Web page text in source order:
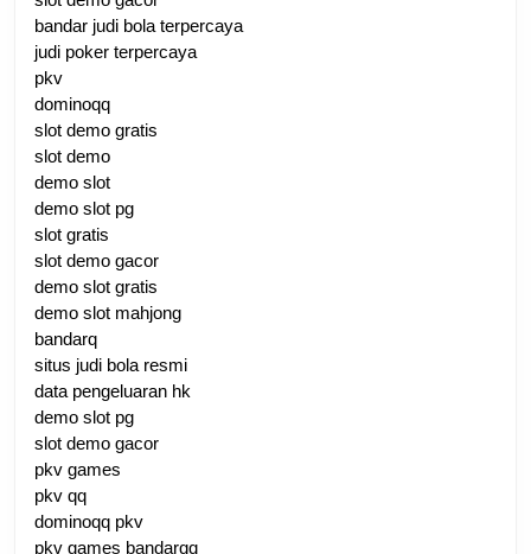
bandar judi bola terpercaya
judi poker terpercaya
pkv
dominoqq
slot demo gratis
slot demo
demo slot
demo slot pg
slot gratis
slot demo gacor
demo slot gratis
demo slot mahjong
bandarq
situs judi bola resmi
data pengeluaran hk
demo slot pg
slot demo gacor
pkv games
pkv qq
dominoqq pkv
pkv games bandarqq